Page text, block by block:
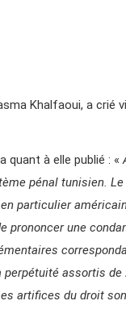
Khalfaoui, a crié
quant à elle publié : «
pénal tunisien.
particulier
prononcer une
assortis de
artifices du droit